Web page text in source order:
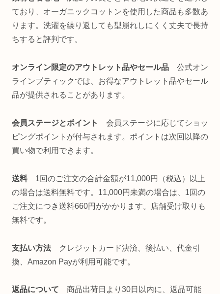
ており、オーガニックコットンを使用した商品も多数あ
ります。洗濯を繰り返しても型崩れしにくく丈夫で長持
ちすると評判です。
オンライン限定のアウトレット品やセール品 公式オン
ラインブティックでは、お得なアウトレット品やセール
品が提供されることがあります。
会員ステージとポイント 会員ステージに応じてショッ
ピングポイントが付与されます。ポイントは次回以降の
買い物で利用できます。
送料 1回のご注文の合計金額が11,000円（税込）以上
の場合は送料無料です。11,000円未満の場合は、1回の
ご注文につき送料660円がかかります。店舗受け取りも
無料です。
支払い方法
クレジットカード決済、後払い、代金引
換、Amazon Payが利用可能です。
返品について 商品出荷日より30日以内に、返品可能